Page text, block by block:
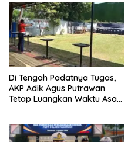
Di Tengah Padatnya Tugas,
AKP Adik Agus Putrawan
Tetap Luangkan Waktu Asah